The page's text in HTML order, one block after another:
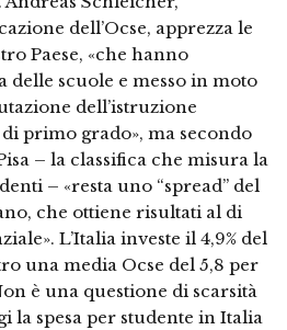
dell’Ocse, apprezza le
Paese, «che hanno
delle scuole e messo in moto
dell’istruzione
primo grado», ma secondo
– la classifica che misura la
– «resta uno “spread” del
che ottiene risultati al di
L’Italia investe il 4,9% del
una media Ocse del 5,8 per
è una questione di scarsità
la spesa per studente in Italia